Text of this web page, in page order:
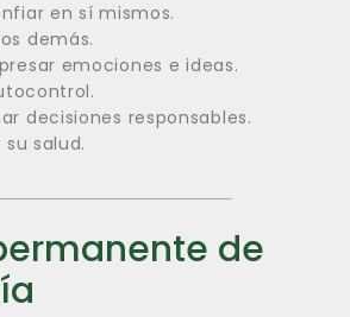
en sí mismos.
demás.
emociones e ideas.
decisiones responsables.
salud.
de